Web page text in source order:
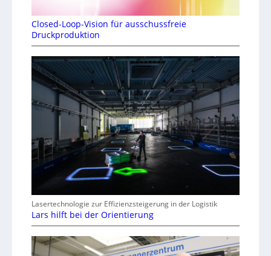
Closed-Loop-Vision für ausschussfreie
Druckproduktion
Lasertechnologie zur Effizienzsteigerung in der Logistik
Lars hilft bei der Orientierung